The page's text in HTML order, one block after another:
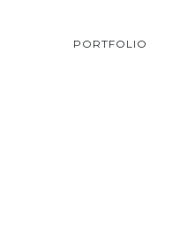
PORTFOLIO